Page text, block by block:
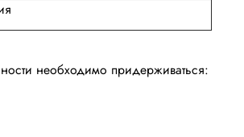
необходимо придерживаться: